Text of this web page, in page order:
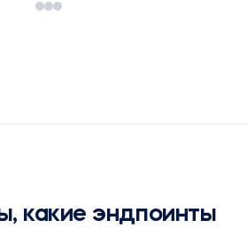
какие эндпоинты